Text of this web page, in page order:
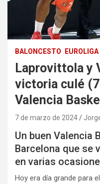
BALONCESTO EUROLIGA
Laprovittola y
victoria culé
Valencia
7 de marzo de 2024
Un buen Valencia
Barcelona que se
en varias
Hoy era día grande para